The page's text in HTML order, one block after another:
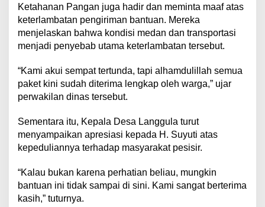
Ketahanan Pangan juga hadir dan meminta maaf atas
keterlambatan pengiriman bantuan. Mereka
menjelaskan bahwa kondisi medan dan transportasi
menjadi penyebab utama keterlambatan tersebut.
“Kami akui sempat tertunda, tapi alhamdulillah semua
paket kini sudah diterima lengkap oleh warga,” ujar
perwakilan dinas tersebut.
Sementara itu, Kepala Desa Langgula turut
menyampaikan apresiasi kepada H. Suyuti atas
kepeduliannya terhadap masyarakat pesisir.
“Kalau bukan karena perhatian beliau, mungkin
bantuan ini tidak sampai di sini. Kami sangat berterima
kasih,” tuturnya.